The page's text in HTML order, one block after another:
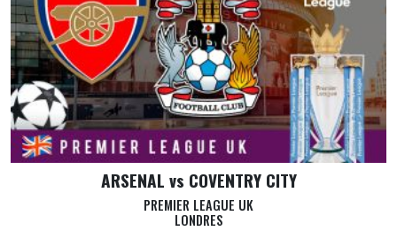
ARSENAL vs COVENTRY CITY
PREMIER LEAGUE UK
LONDRES